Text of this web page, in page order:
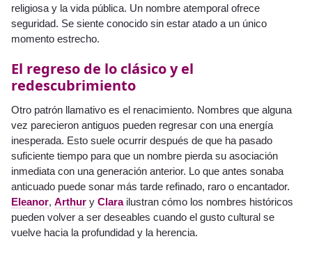
religiosa y la vida pública. Un nombre atemporal ofrece
seguridad. Se siente conocido sin estar atado a un único
momento estrecho.
El regreso de lo clásico y el
redescubrimiento
Otro patrón llamativo es el renacimiento. Nombres que alguna
vez parecieron antiguos pueden regresar con una energía
inesperada. Esto suele ocurrir después de que ha pasado
suficiente tiempo para que un nombre pierda su asociación
inmediata con una generación anterior. Lo que antes sonaba
anticuado puede sonar más tarde refinado, raro o encantador.
Eleanor, Arthur y Clarailustran cómo los nombres históricos
pueden volver a ser deseables cuando el gusto cultural se
vuelve hacia la profundidad y la herencia.